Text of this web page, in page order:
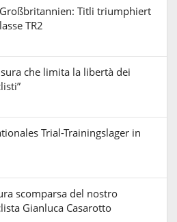
Titli triumphiert
TR2
che limita la libertà dei
Trial-Trainingslager in
scomparsa del nostro
Gianluca Casarotto